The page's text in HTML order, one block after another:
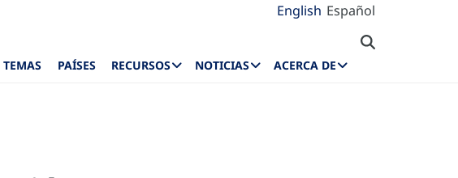
English Español
TEMAS PAÍSES RECURSOS NOTICIAS ACERCA DE